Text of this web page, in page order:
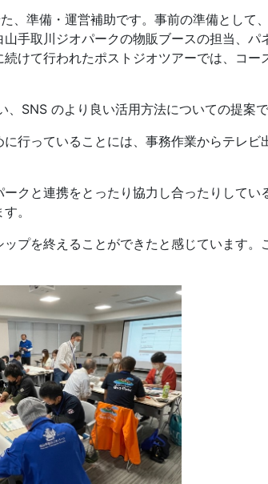
、準備・運営補助です。事前の準備として
手取川ジオパークの物販ブースの担当、パ
けて行われたポストジオツアーでは、コ
SNS のより良い活用方法についての提案で
行っていることには、事務作業からテレ
クと連携をとったり協力し合ったりしてい
。
プを終えることができたと感じています。